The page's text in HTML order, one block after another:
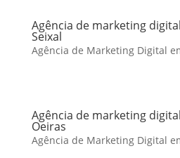
Agência de marketing
Seixal
Agência de Marketing Digital
Agência de marketing
Oeiras
Agência de Marketing Digital